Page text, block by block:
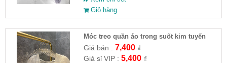
Giỏ hàng
Móc treo quần áo trong suốt kim tuyến
Giá bán : 7,400₫
Giá sỉ VIP : 5,400₫